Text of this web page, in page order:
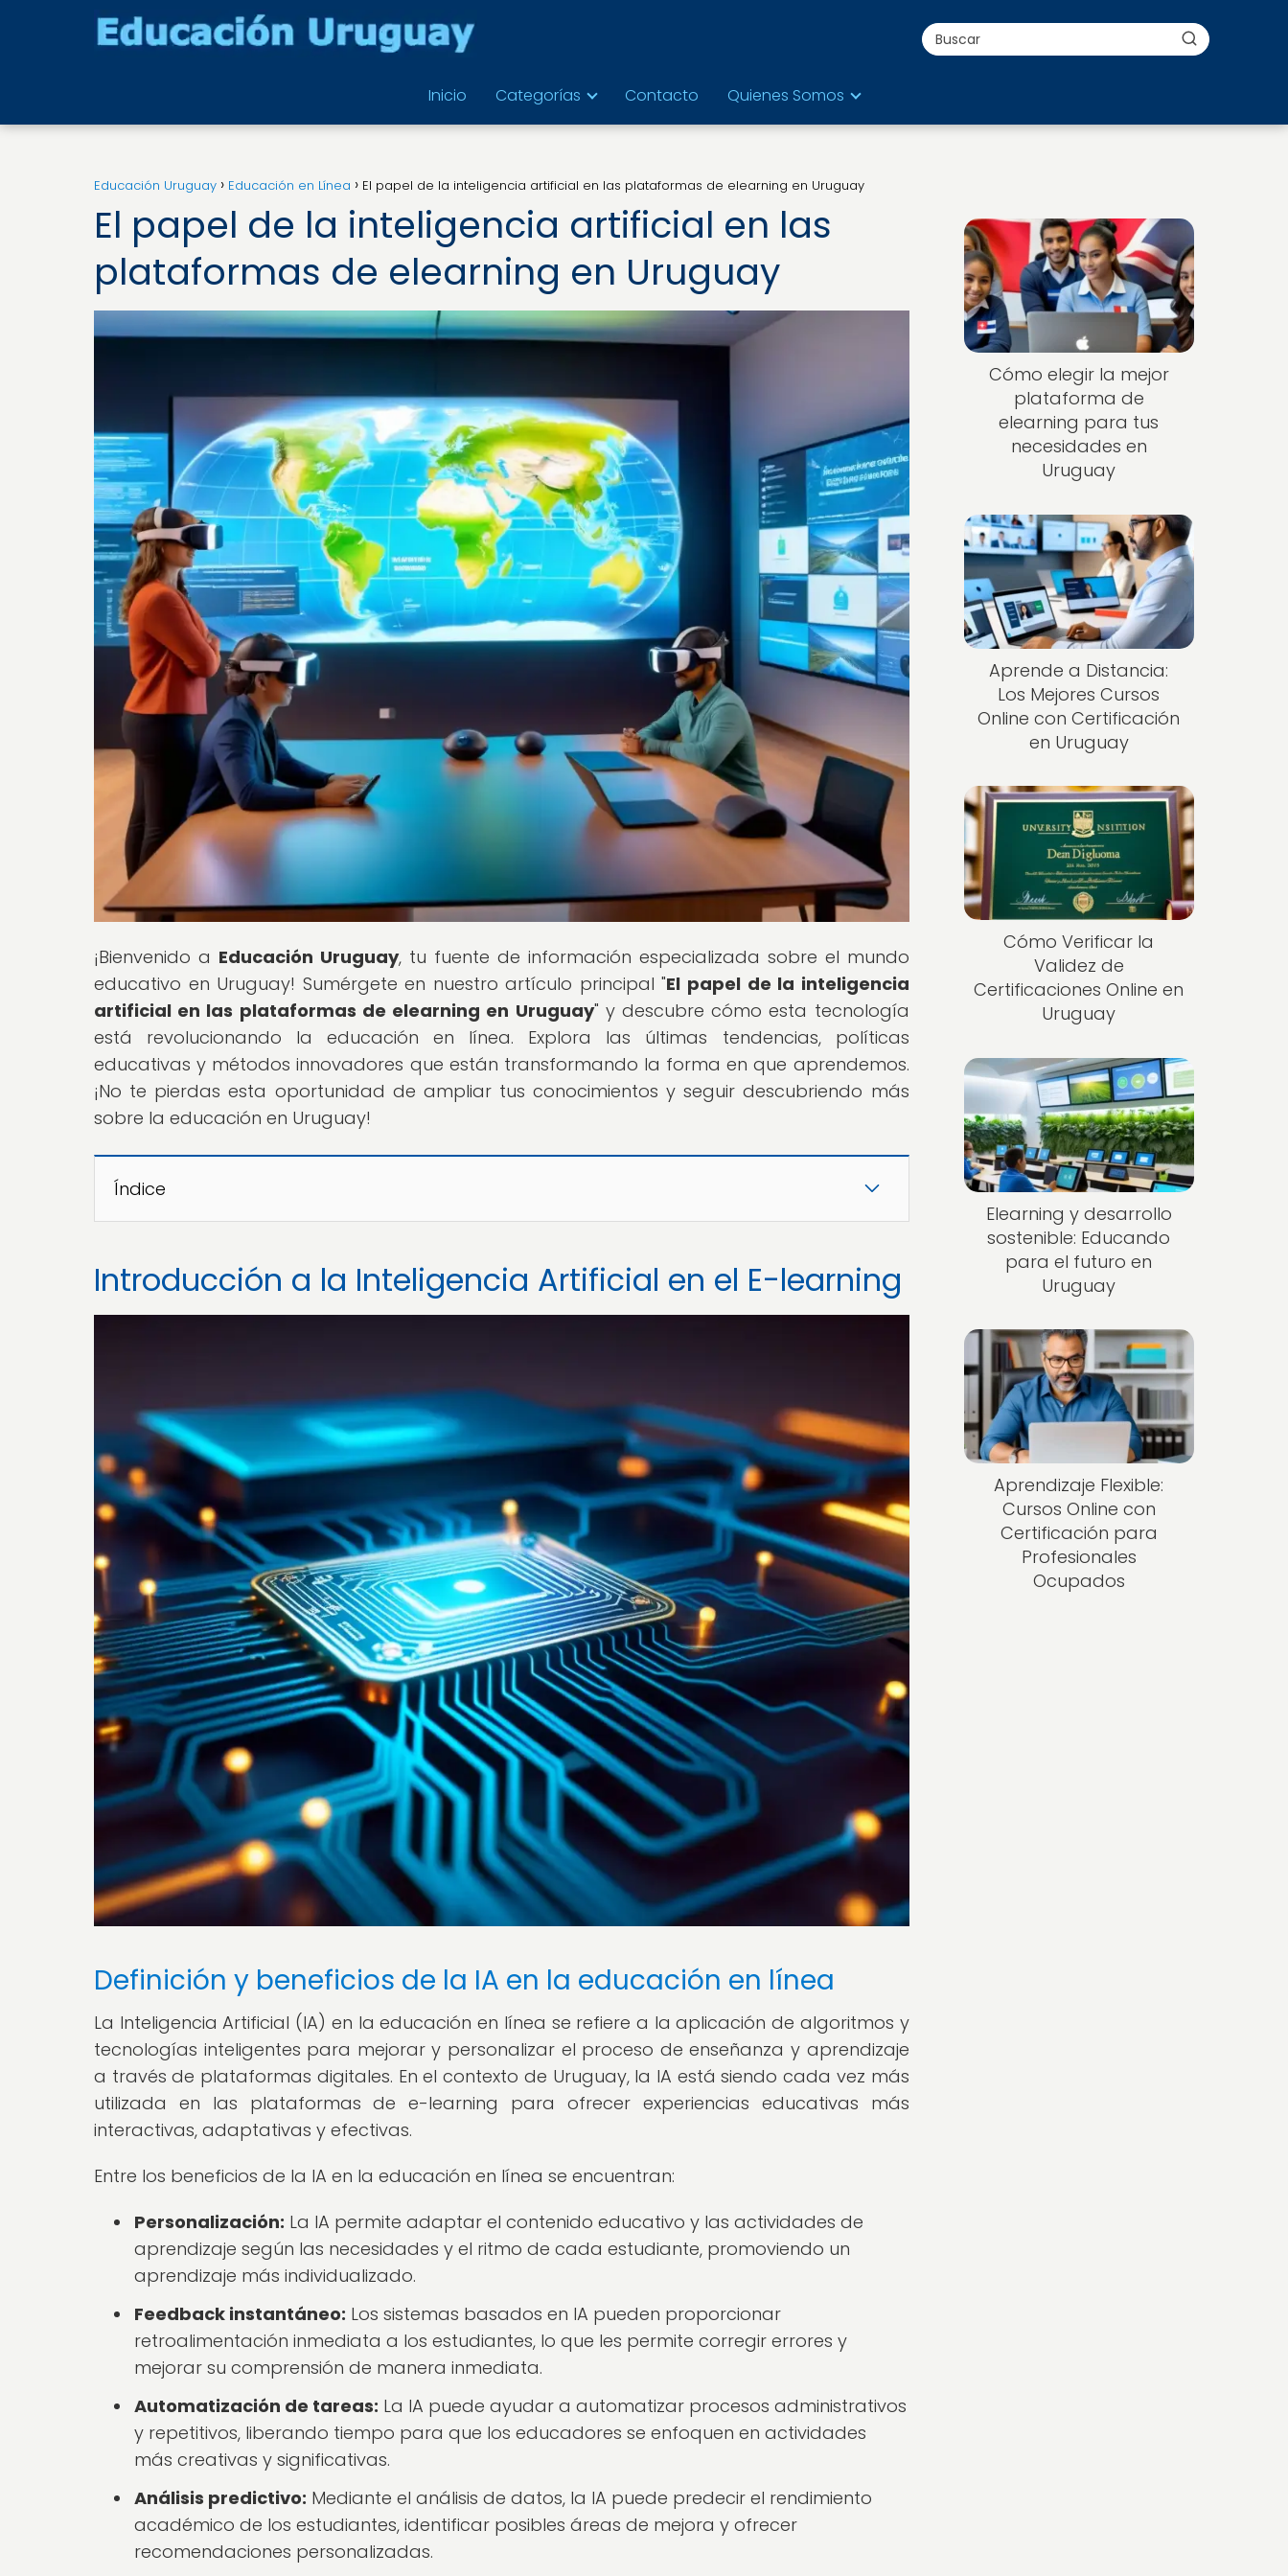
Inicio Categorías Contacto Quienes Somos
Educación Uruguay Educación en Línea El papel de la inteligencia artificial en las plataformas de elearning en Uruguay
El papel de la inteligencia artificial en las
plataformas de elearning en Uruguay
¡Bienvenido a Educación Uruguay, tu fuente de información especializada sobre el mundo
educativo en Uruguay! Sumérgete en nuestro artículo principal "El papel de la inteligencia
artificial en las plataformas de elearning en Uruguay" y descubre cómo esta tecnología
está revolucionando la educación en línea. Explora las últimas tendencias, políticas
educativas y métodos innovadores que están transformando la forma en que aprendemos.
¡No te pierdas esta oportunidad de ampliar tus conocimientos y seguir descubriendo más
sobre la educación en Uruguay!
Índice
Introducción a la Inteligencia Artificial en el E-learning
Definición y beneficios de la IA en la educación en línea
La Inteligencia Artificial (IA) en la educación en línea se refiere a la aplicación de algoritmos y
tecnologías inteligentes para mejorar y personalizar el proceso de enseñanza y aprendizaje
a través de plataformas digitales. En el contexto de Uruguay, la IA está siendo cada vez más
utilizada en las plataformas de e-learning para ofrecer experiencias educativas más
interactivas, adaptativas y efectivas.
Entre los beneficios de la IA en la educación en línea se encuentran:
Personalización: La IA permite adaptar el contenido educativo y las actividades de
aprendizaje según las necesidades y el ritmo de cada estudiante, promoviendo un
aprendizaje más individualizado.
Feedback instantáneo: Los sistemas basados en IA pueden proporcionar
retroalimentación inmediata a los estudiantes, lo que les permite corregir errores y
mejorar su comprensión de manera inmediata.
Automatización de tareas: La IA puede ayudar a automatizar procesos administrativos
y repetitivos, liberando tiempo para que los educadores se enfoquen en actividades
más creativas y significativas.
Análisis predictivo: Mediante el análisis de datos, la IA puede predecir el rendimiento
académico de los estudiantes, identificar posibles áreas de mejora y ofrecer
recomendaciones personalizadas.
Cómo elegir la mejor
plataforma de
elearning para tus
necesidades en
Uruguay
Aprende a Distancia:
Los Mejores Cursos
Online con Certificación
en Uruguay
Cómo Verificar la
Validez de
Certificaciones Online en
Uruguay
Elearning y desarrollo
sostenible: Educando
para el futuro en
Uruguay
Aprendizaje Flexible:
Cursos Online con
Certificación para
Profesionales
Ocupados